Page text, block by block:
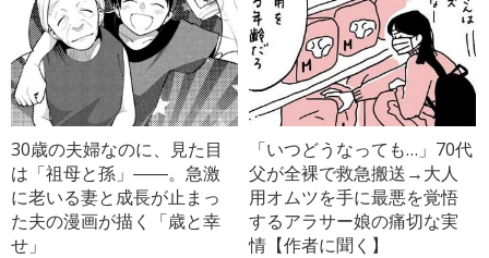
30歳の夫婦なのに、見た目
は「祖母と孫」――。急激
に老いる妻と成長が止まっ
た夫の漫画が描く「歳と幸
せ」
「いつどうなっても…」70代
父が全裸で救急搬送→大人
用オムツを手に最悪を覚悟
するアラサー娘の痛切な実
情【作者に聞く】